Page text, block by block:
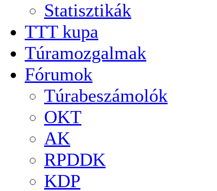
Statisztikák
TTT kupa
Túramozgalmak
Fórumok
Túrabeszámolók
OKT
AK
RPDDK
KDP